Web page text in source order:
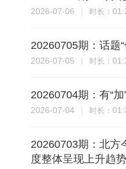
2026-07-06 时长：
20260705期：话题
2026-07-05 时长：
20260704期：有“
2026-07-04 时长：
20260703期：北方
度整体呈现上升趋势